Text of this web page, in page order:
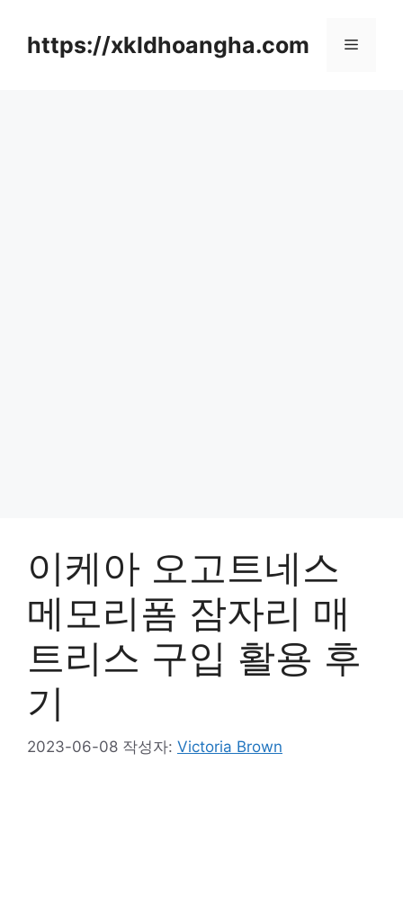
https://xkldhoangha.com 메
이케아 오고트네스
메모리폼 잠자리 매
트리스 구입 활용 후
기
2023-06-08 작성자: Victoria Brown